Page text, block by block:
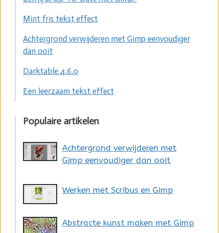
Mint fris tekst effect
Achtergrond verwijderen met Gimp eenvoudiger
dan ooit
Darktable 4.6.0
Een leerzaam tekst effect
Populaire artikelen
Achtergrond verwijderen met
Gimp eenvoudiger dan ooit
Werken met Scribus en Gimp
Abstracte kunst maken met Gimp